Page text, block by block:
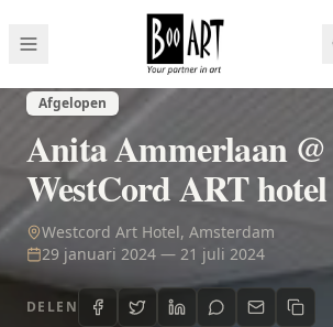
Afgelopen
Anita Ammerlaan @
WestCord ART hotel
Westcord Art Hotel, Amsterdam
29 januari 2024 — 21 juli 2024
DELEN